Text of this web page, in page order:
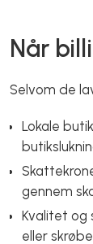
Når
Selvom de
Lokale
gennem
Kvalitet og
eller